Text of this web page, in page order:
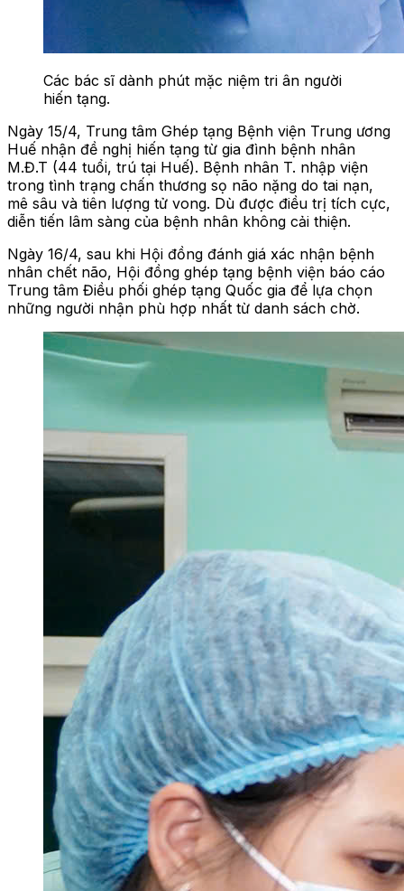
Các bác sĩ dành phút mặc niệm tri ân người
hiến tạng.
Ngày 15/4, Trung tâm Ghép tạng Bệnh viện Trung ương
Huế nhận đề nghị hiến tạng từ gia đình bệnh nhân
M.Đ.T (44 tuổi, trú tại Huế). Bệnh nhân T. nhập viện
trong tình trạng chấn thương sọ não nặng do tai nạn,
mê sâu và tiên lượng tử vong. Dù được điều trị tích cực,
diễn tiến lâm sàng của bệnh nhân không cải thiện.
Ngày 16/4, sau khi Hội đồng đánh giá xác nhận bệnh
nhân chết não, Hội đồng ghép tạng bệnh viện báo cáo
Trung tâm Điều phối ghép tạng Quốc gia để lựa chọn
những người nhận phù hợp nhất từ danh sách chờ.